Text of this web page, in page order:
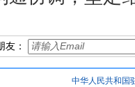
友：
中华人民共和国